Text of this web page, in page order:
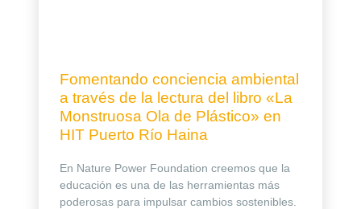
Fomentando conciencia ambiental
a través de la lectura del libro «La
Monstruosa Ola de Plástico» en
HIT Puerto Río Haina
En Nature Power Foundation creemos que la
educación es una de las herramientas más
poderosas para impulsar cambios sostenibles.